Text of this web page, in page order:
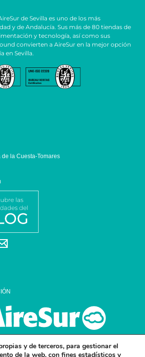
de Sevilla es uno de los más
y de Andalucía. Sus más de 80 tiendas de
y tecnología, así como sus
convierten a AireSur en la mejor opción
en Sevilla.
la Cuesta-Tomares
y de terceros, para gestionar el
de la web, con fines estadísticos y